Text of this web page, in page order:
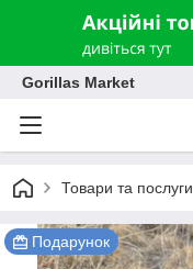
Gorillas Market
Товари та послуги
Подарунок